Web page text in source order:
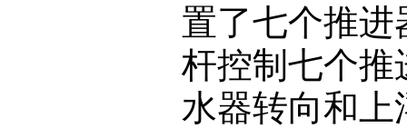
置了七个推
杆控制七个推
水器转向和